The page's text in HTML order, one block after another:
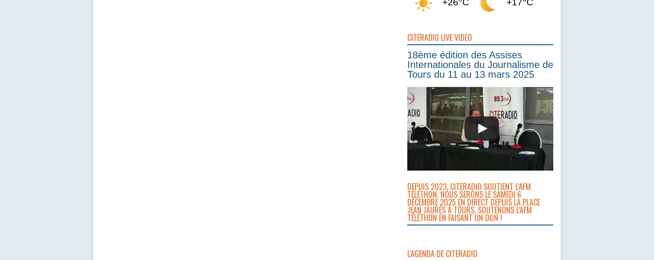
CITERADIO LIVE VIDEO
18ème édition des Assises
Internationales du Journalisme de
Tours du 11 au 13 mars 2025
DEPUIS 2023, CITERADIO SOUTIENT L’AFM
TÉLÉTHON. NOUS SERONS LE SAMEDI 6
DÉCEMBRE 2025 EN DIRECT DEPUIS LA PLACE
JEAN JAURÈS À TOURS. SOUTENONS L’AFM
TÉLÉTHON EN FAISANT UN DON !
L'AGENDA DE CITERADIO